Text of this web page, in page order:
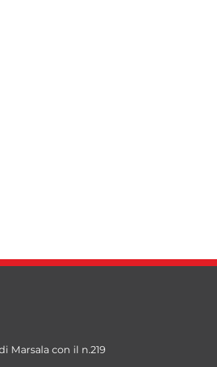
Marsala con il n.219